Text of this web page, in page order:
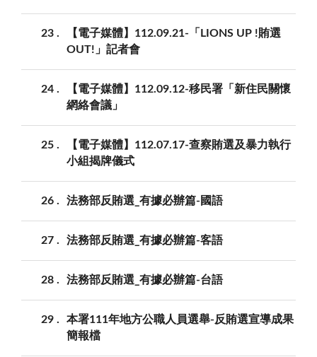
23
【電子媒體】112.09.21-「LIONS UP !賄選
OUT!」記者會
24
【電子媒體】112.09.12-移民署「新住民關懷
網絡會議」
25
【電子媒體】112.07.17-查察賄選及暴力執行
小組揭牌儀式
26 法務部反賄選_有據必辦篇-國語
27 法務部反賄選_有據必辦篇-客語
28 法務部反賄選_有據必辦篇-台語
29
本署111年地方公職人員選舉-反賄選宣導成果
簡報檔